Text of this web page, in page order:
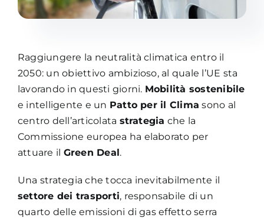
Raggiungere la neutralità climatica entro il
2050: un obiettivo ambizioso, al quale l’UE sta
lavorando in questi giorni. Mobilità sostenibile
e intelligente e un Patto per il Clima sono al
centro dell’articolata strategia che la
Commissione europea ha elaborato per
attuare il Green Deal.
Una strategia che tocca inevitabilmente il
settore dei trasporti, responsabile di un
quarto delle emissioni di gas effetto serra